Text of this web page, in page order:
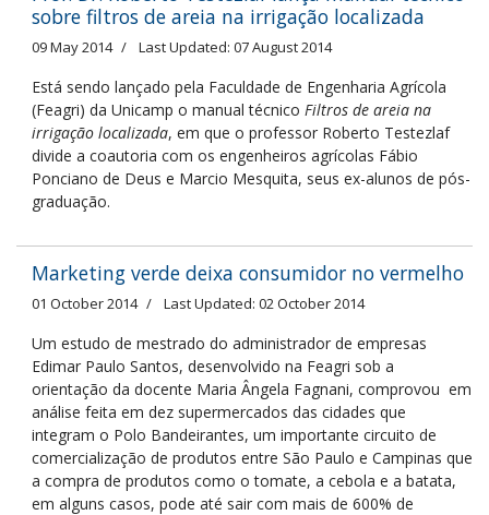
sobre filtros de areia na irrigação localizada
09 May 2014 Last Updated: 07 August 2014
Está sendo lançado pela Faculdade de Engenharia Agrícola
(Feagri) da Unicamp o manual técnico Filtros de areia na
irrigação localizada, em que o professor Roberto Testezlaf
divide a coautoria com os engenheiros agrícolas Fábio
Ponciano de Deus e Marcio Mesquita, seus ex-alunos de pós-
graduação.
Marketing verde deixa consumidor no vermelho
01 October 2014 Last Updated: 02 October 2014
Um estudo de mestrado do administrador de empresas
Edimar Paulo Santos, desenvolvido na Feagri sob a
orientação da docente Maria Ângela Fagnani, comprovou em
análise feita em dez supermercados das cidades que
integram o Polo Bandeirantes, um importante circuito de
comercialização de produtos entre São Paulo e Campinas que
a compra de produtos como o tomate, a cebola e a batata,
em alguns casos, pode até sair com mais de 600% de